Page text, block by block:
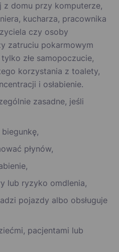
z domu przy komputerze,
kucharza, pracownika
czy osoby
zatruciu pokarmowym
złe samopoczucie,
korzystania z toalety,
i osłabienie.
zasadne, jeśli
płynów,
lub ryzyko omdlenia,
pojazdy albo obsługuje
pacjentami lub